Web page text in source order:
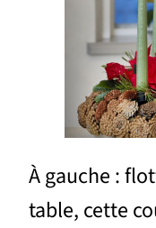
À gauche :
table, cette